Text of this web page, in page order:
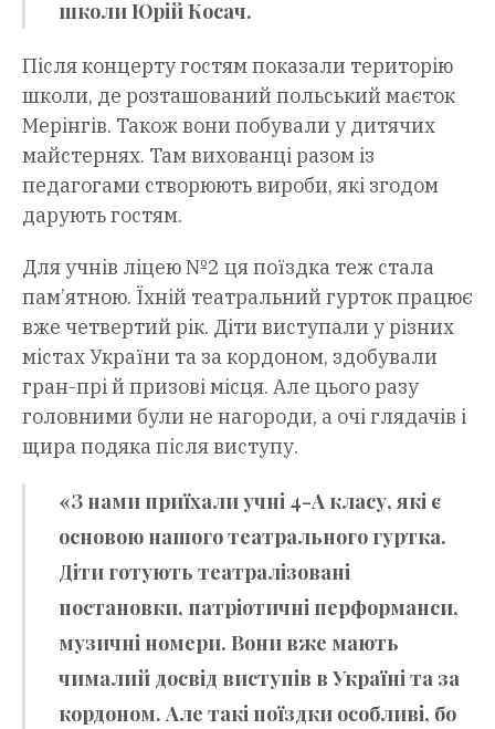
школи Юрій Косач.
Після концерту гостям показали територію
школи, де розташований польський маєток
Мерінгів. Також вони побували у дитячих
майстернях. Там вихованці разом із
педагогами створюють вироби, які згодом
дарують гостям.
Для учнів ліцею №2 ця поїздка теж стала
пам’ятною. Їхній театральний гурток працює
вже четвертий рік. Діти виступали у різних
містах України та за кордоном, здобували
гран-прі й призові місця. Але цього разу
головними були не нагороди, а очі глядачів і
щира подяка після виступу.
«З нами приїхали учні 4-А класу, які є
основою нашого театрального гуртка.
Діти готують театралізовані
постановки, патріотичні перформанси,
музичні номери. Вони вже мають
чималий досвід виступів в Україні та за
кордоном. Але такі поїздки особливі, бо